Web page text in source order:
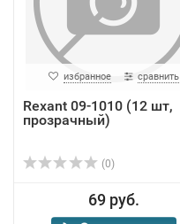
избранное сравнить
Rexant 09-1010 (12 шт,
прозрачный)
(0)
69 руб.